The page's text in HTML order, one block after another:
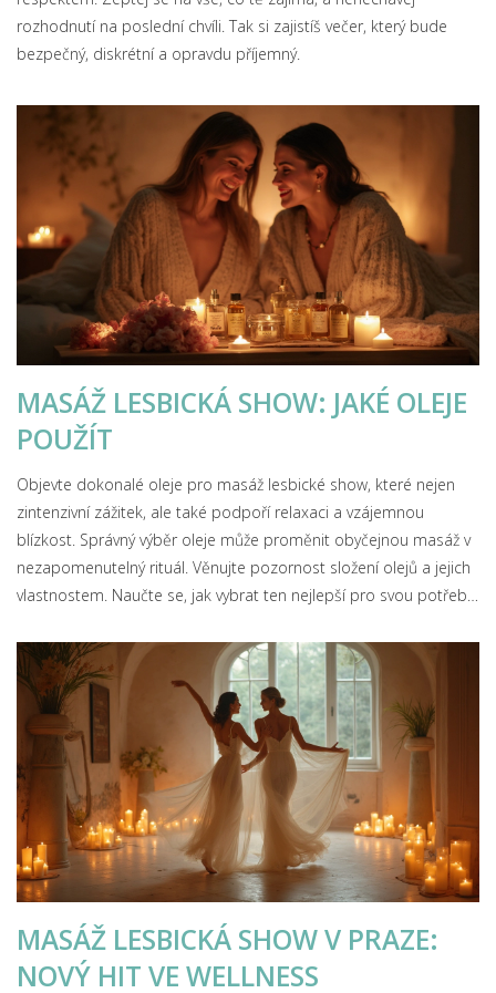
rozhodnutí na poslední chvíli. Tak si zajistíš večer, který bude
bezpečný, diskrétní a opravdu příjemný.
MASÁŽ LESBICKÁ SHOW: JAKÉ OLEJE
POUŽÍT
Objevte dokonalé oleje pro masáž lesbické show, které nejen
zintenzivní zážitek, ale také podpoří relaxaci a vzájemnou
blízkost. Správný výběr oleje může proměnit obyčejnou masáž v
nezapomenutelný rituál. Věnujte pozornost složení olejů a jejich
vlastnostem. Naučte se, jak vybrat ten nejlepší pro svou potřebu
MASÁŽ LESBICKÁ SHOW V PRAZE:
NOVÝ HIT VE WELLNESS